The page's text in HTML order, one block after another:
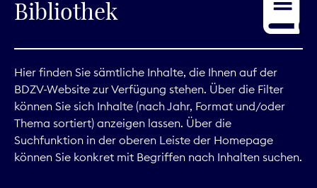
Service
Digitales
Kommunikation
Marktdaten
Bibliothek
Hier finden Sie sämtliche Inhalte, die Ihnen auf der
BDZV-Website zur Verfügung stehen. Über die Filter
können Sie sich Inhalte (nach Jahr, Format und/oder
Thema sortiert) anzeigen lassen. Über die
Suchfunktion in der oberen Leiste der Homepage
können Sie konkret mit Begriffen nach Inhalten suchen.